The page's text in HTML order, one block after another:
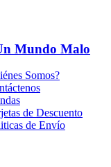
Mundo Malo
Somos?
de Descuento
de Envío